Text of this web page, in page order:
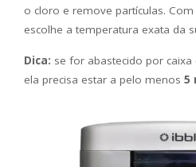
o cloro e remove partículas.
escolhe a temperatura exata da
Dica: se for abastecido por caixa
ela precisa estar a pelo menos 5